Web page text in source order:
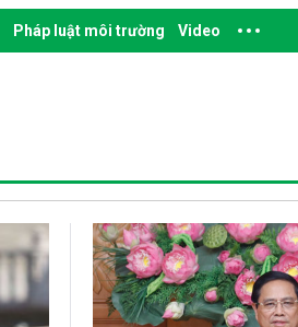
Pháp luật môi trường Video